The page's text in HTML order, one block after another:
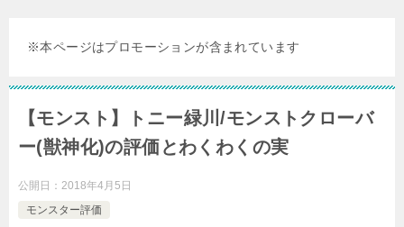
※本ページはプロモーションが含まれています
【モンスト】トニー緑川/モンストクローバ
ー(獣神化)の評価とわくわくの実
公開日： 2018年4月5日
モンスター評価